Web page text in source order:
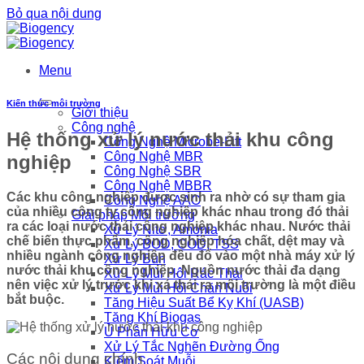
Bỏ qua nội dung
Menu
Giới thiệu
Công nghệ
Công Nghệ Microbe-Lift
Công Nghệ MBR
Công Nghệ SBR
Công Nghệ MBBR
Công Nghệ AAO
Giải pháp Môi trường
Xử Lý Nitơ, Amonia
Xử Lý BOD, COD, TSS
Xử Lý Bùn
Xử Lý Mùi Hôi Rác Thải
Xử Lý Mùi Hôi Chăn Nuôi
Tăng Hiệu Suất Bể Kỵ Khí (UASB)
Tăng Khí Biogas
Ủ Phân Hữu Cơ
Xử Lý Tắc Nghẽn Đường Ống
Kiểm Soát Muỗi
Kiến thức môi trường
Hệ thống xử lý nước thải khu công
nghiệp
Các khu công nghiệp được sinh ra nhờ có sự tham gia
của nhiều công ty công nghiệp khác nhau trong đó thải
ra các loại nước thải công nghiệp khác nhau. Nước thải
chế biến thực phẩm, công nghiệp hóa chất, dệt may và
nhiều ngành công nghiệp đều đổ vào một nhà máy xử lý
nước thải khu công nghiệp. Nguồn nước thải đa dạng
nên việc xử lý trước khi xả thải ra môi trường là một điều
bắt buộc.
Các nội dung chính